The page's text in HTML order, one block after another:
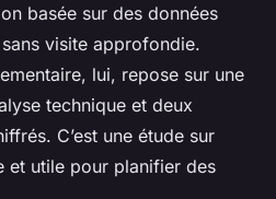
basée sur des données
visite approfondie.
lui, repose sur une
technique et deux
C’est une étude sur
et utile pour planifier des